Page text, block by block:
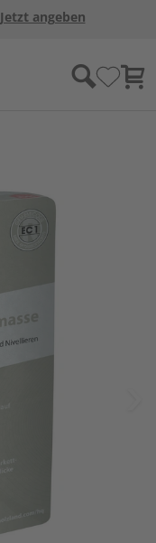
Jetzt angeben